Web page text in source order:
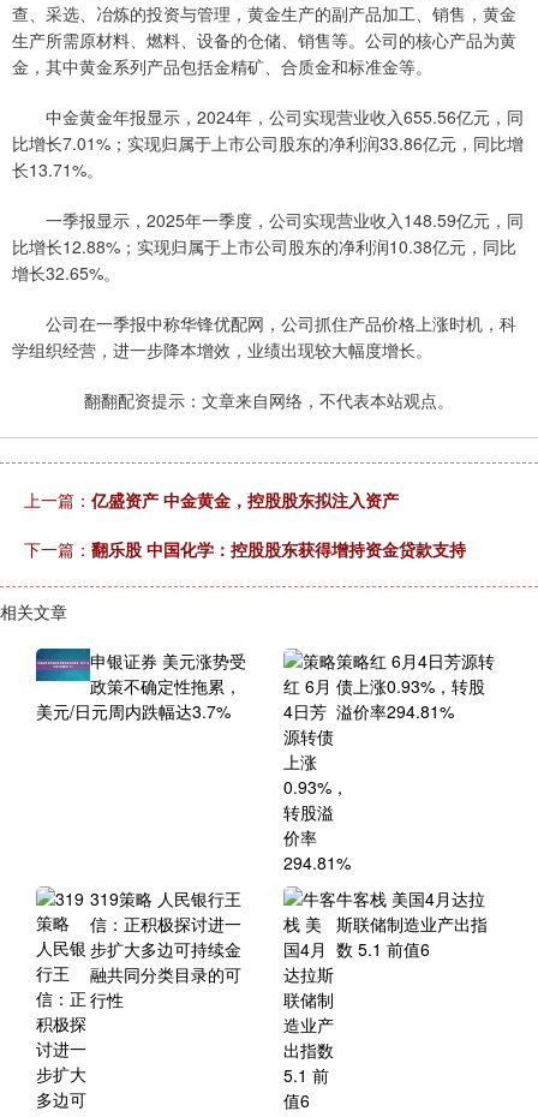
查、采选、冶炼的投资与管理，黄金生产的副产品加工、销售，黄金
生产所需原材料、燃料、设备的仓储、销售等。公司的核心产品为黄
金，其中黄金系列产品包括金精矿、合质金和标准金等。
中金黄金年报显示，2024年，公司实现营业收入655.56亿元，同
比增长7.01%；实现归属于上市公司股东的净利润33.86亿元，同比增
长13.71%。
一季报显示，2025年一季度，公司实现营业收入148.59亿元，同
比增长12.88%；实现归属于上市公司股东的净利润10.38亿元，同比
增长32.65%。
公司在一季报中称华锋优配网，公司抓住产品价格上涨时机，科
学组织经营，进一步降本增效，业绩出现较大幅度增长。
翻翻配资提示：文章来自网络，不代表本站观点。
上一篇： 亿盛资产 中金黄金，控股股东拟注入资产
下一篇： 翻乐股 中国化学：控股股东获得增持资金贷款支持
相关文章
申银证券 美元涨势受
政策不确定性拖累，
美元/日元周内跌幅达3.7%
策略红 6月4日芳源转
债上涨0.93%，转股
溢价率294.81%
319策略 人民银行王
信：正积极探讨进一
步扩大多边可持续金
融共同分类目录的可
行性
牛客栈 美国4月达拉
斯联储制造业产出指
数 5.1 前值6